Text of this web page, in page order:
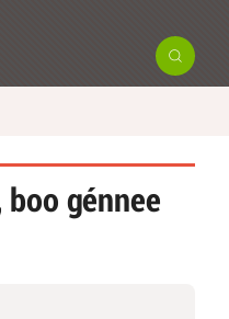
boo génnee